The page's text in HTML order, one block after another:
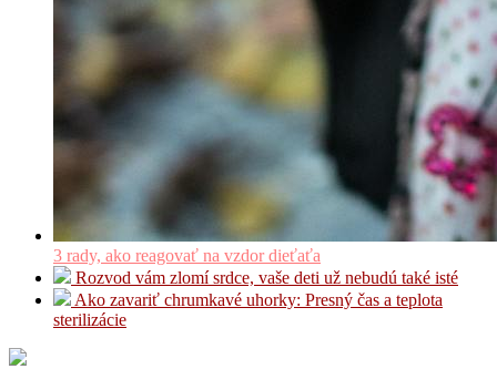
3 rady, ako reagovať na vzdor dieťaťa
Rozvod vám zlomí srdce, vaše deti už nebudú také isté
Ako zavariť chrumkavé uhorky: Presný čas a teplota
sterilizácie